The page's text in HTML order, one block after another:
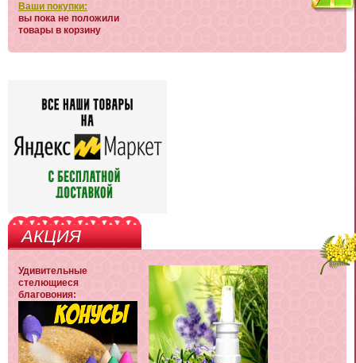
Ваши покупки:
вы пока не положили
товары в корзину
АКЦИЯ
Удивительные
стелющиеся
благовония: